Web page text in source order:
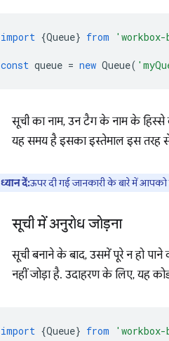
import {Queue} from 'workbox-
const queue = new Queue(
सूची का नाम, उन टैग के नाम के हिस्से
यह समय है इसका इस्तेमाल इस तरह
ध्यान दें:ऊपर दी गई जानकारी के बारे में आपको
सूची में अनुरोध जोड़ना
सूची बनाने के बाद, उसमें पूरे न हो
नहीं जोड़ा है. उदाहरण के लिए, यह
import {Queue} from 'workbox-